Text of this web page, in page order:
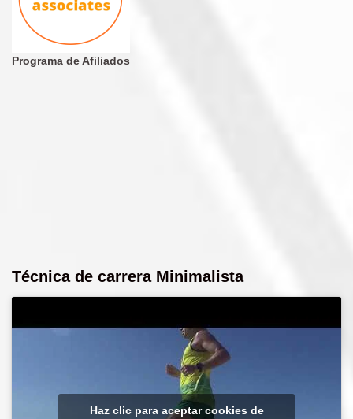
Programa de Afiliados
Técnica de carrera Minimalista
Haz clic para aceptar cookies de